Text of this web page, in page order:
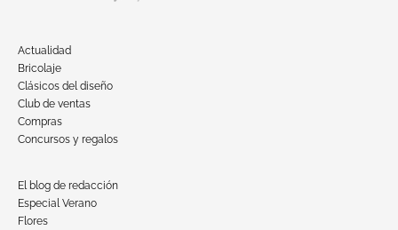
Actualidad
Bricolaje
Clásicos del diseño
Club de ventas
Compras
Concursos y regalos
El blog de redacción
Especial Verano
Flores